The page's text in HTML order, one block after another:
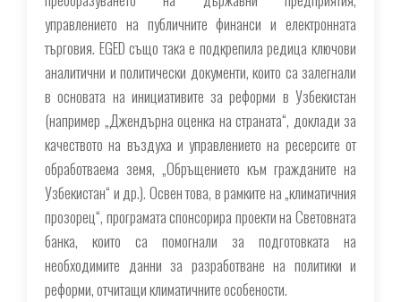
управлението на публичните финанси и електронната
търговия. EGED също така е подкрепила редица ключови
аналитични и политически документи, които са залегнали
в основата на инициативите за реформи в Узбекистан
(например „Джендърна оценка на страната“, доклади за
качеството на въздуха и управлението на ресерсите от
обработваема земя, „Обръщението към гражданите на
Узбекистан“ и др.). Освен това, в рамките на „климатичния
прозорец“, програмата спонсорира проекти на Световната
банка, които са помогнали за подготовката на
необходимите данни за разработване на политики и
реформи, отчитащи климатичните особености.